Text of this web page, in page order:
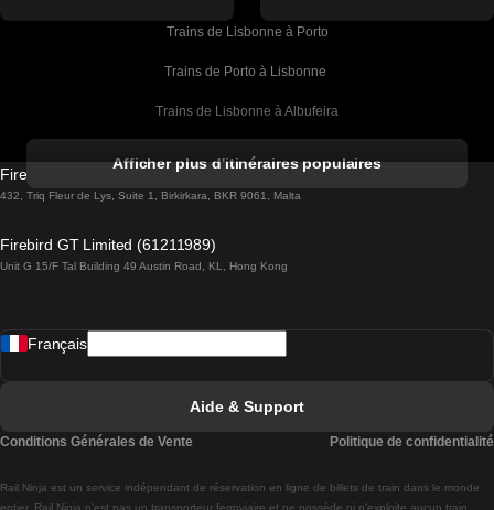
Trains de Lisbonne à Porto
Trains de Porto à Lisbonne
Trains de Lisbonne à Albufeira
Trains de Lisbonne à Lagos
Trains de Lisbonne à Madrid
Afficher plus d'itinéraires populaires
Firebird GT Limited (OC 1451)
432, Triq Fleur de Lys, Suite 1, Birkirkara, BKR 9061, Malta
Firebird GT Limited (61211989)
Unit G 15/F Tal Building 49 Austin Road, KL, Hong Kong
Rail.Ninja est un service indépendant de réservation en ligne de billets de train dans le monde
entier. Rail Ninja n'est pas un transporteur ferroviaire et ne possède ni n'exploite aucun train.
Français
Aide & Support
Conditions Générales de Vente Politique de confidentialité